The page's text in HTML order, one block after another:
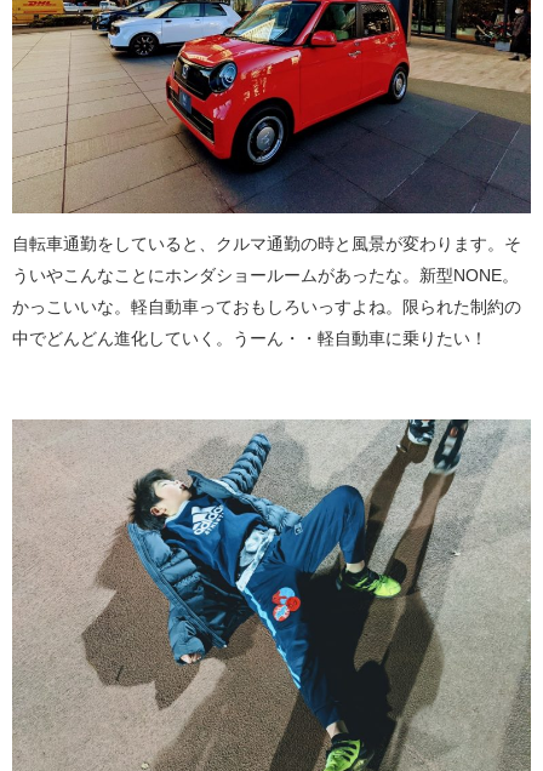
自転車通勤をしていると、クルマ通勤の時と風景が変わります。そ
ういやこんなことにホンダショールームがあったな。新型NONE。
かっこいいな。軽自動車っておもしろいっすよね。限られた制約の
中でどんどん進化していく。うーん・・軽自動車に乗りたい！